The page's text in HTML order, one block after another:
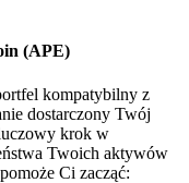
(APE)
kompatybilny z
dostarczony Twój
krok w
Twoich aktywów
Ci zacząć: